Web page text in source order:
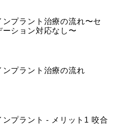
5/
ンプラント治療の流れ〜セ
ーション対応なし〜
ンプラント治療の流れ
ンプラント - メリット1 咬合